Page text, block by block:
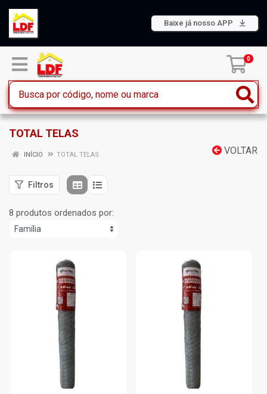
Baixe já nosso APP
0
TOTAL TELAS
VOLTAR
INÍCIO TOTAL TELAS
Filtros
8 produtos ordenados por: